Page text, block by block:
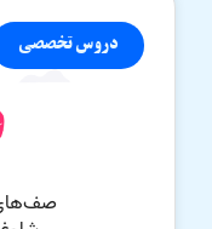
دروس تخصصی